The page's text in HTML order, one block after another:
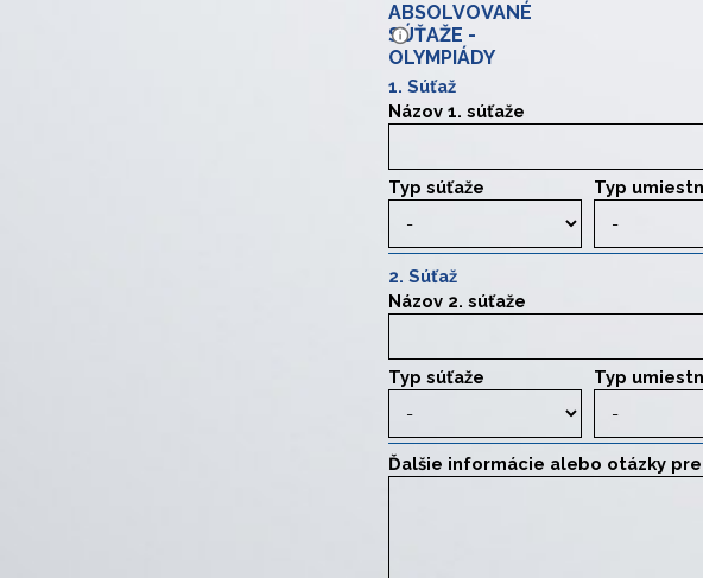
ABSOLVOVANÉ
SÚŤAŽE -
OLYMPIÁDY
Minimálne okresné kolo. Stredné
1. Súťaž
Názov 1. súťaže
Typ súťaže Typ
2. Súťaž
Názov 2. súťaže
Typ súťaže Typ
Ďalšie informácie alebo otázky